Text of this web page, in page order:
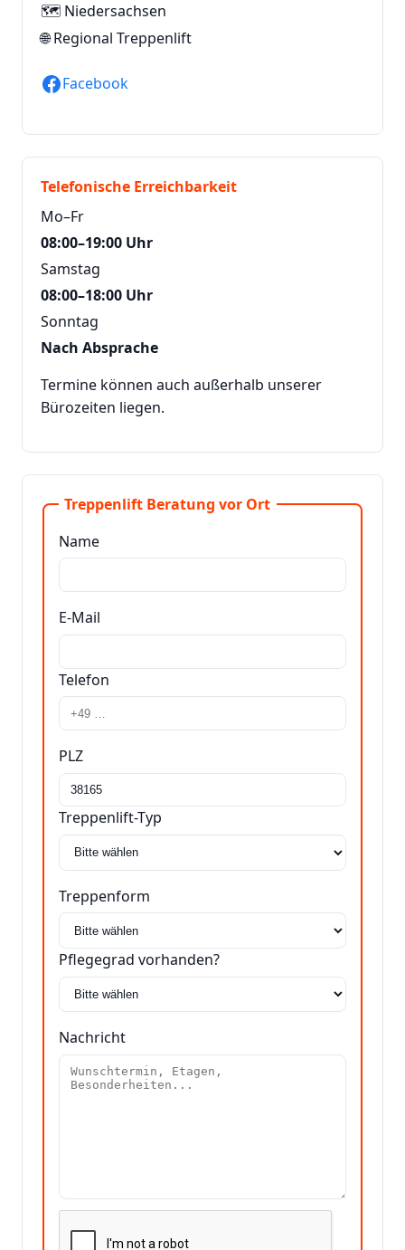
🗺️ Niedersachsen
🌐Regional Treppenlift
Facebook
Telefonische Erreichbarkeit
Mo–Fr
08:00–19:00 Uhr
Samstag
08:00–18:00 Uhr
Sonntag
Nach Absprache
Termine können auch außerhalb unserer
Bürozeiten liegen.
Treppenlift Beratung vor Ort
Name
E-Mail
Telefon
PLZ
Treppenlift-Typ
Treppenform
Pflegegrad vorhanden?
Nachricht